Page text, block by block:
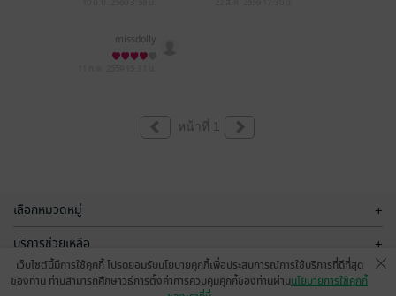
missdolly
หน้าที่ 1
เลือกหมวดหมู่ +
บริการช่วยเหลือ +
เกี่ยวกับเรา
เว็บไซต์นี้มีการใช้คุกกี้ โปรดยอมรับนโยบายคุกกี้เพื่อประสบการณ์การใช้บริการที่ดีที่สุด
ของท่าน ท่านสามารถศึกษาวิธีการตั้งค่าการควบคุมคุกกี้ของท่านผ่านนโยบายการใช้คุกกี้